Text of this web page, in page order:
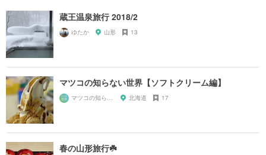
蔵王温泉旅行 2018/2
ゆたか 山形 13
マツコの知らない世界【ソフトクリーム編】
マツコの知らない世界マニア 北海道 17
春の山形旅行☘️